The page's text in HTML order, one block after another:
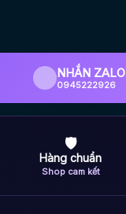
NHẮN ZALO
0945222926
🛡
Hàng chuẩn
Shop cam kết